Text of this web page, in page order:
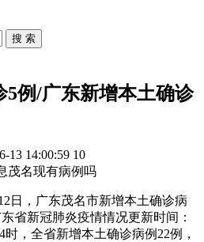
搜 索
5例/广东新增本土确诊
13 14:00:59 10
茂名现有病例吗
日，广东茂名市新增本土确诊病
省新冠肺炎疫情情况更新时间：
时，全省新增本土确诊病例22例，